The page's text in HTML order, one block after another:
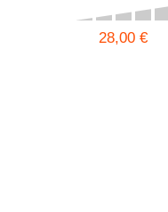
28,00 €